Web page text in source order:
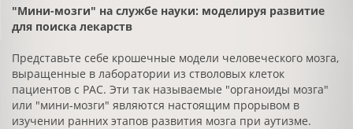
"Мини-мозги" на службе науки: моделируя развитие
для поиска лекарств
Представьте себе крошечные модели человеческого мозга,
выращенные в лаборатории из стволовых клеток
пациентов с РАС. Эти так называемые "органоиды мозга"
или "мини-мозги" являются настоящим прорывом в
изучении ранних этапов развития мозга при аутизме.